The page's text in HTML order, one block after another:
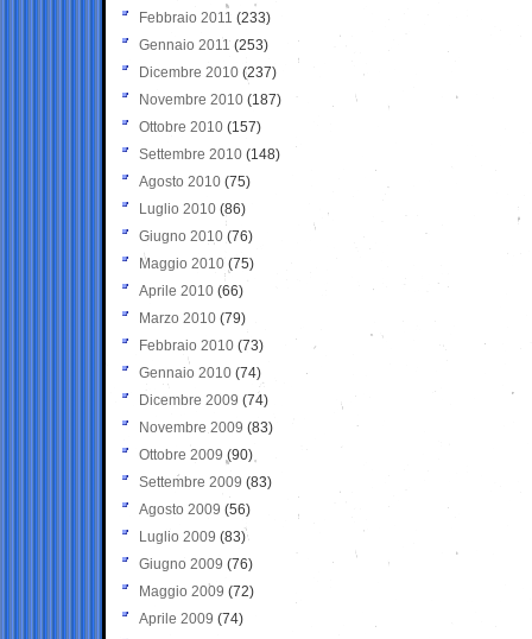
Febbraio 2011 (233)
Gennaio 2011 (253)
Dicembre 2010 (237)
Novembre 2010 (187)
Ottobre 2010 (157)
Settembre 2010 (148)
Agosto 2010 (75)
Luglio 2010 (86)
Giugno 2010 (76)
Maggio 2010 (75)
Aprile 2010 (66)
Marzo 2010 (79)
Febbraio 2010 (73)
Gennaio 2010 (74)
Dicembre 2009 (74)
Novembre 2009 (83)
Ottobre 2009 (90)
Settembre 2009 (83)
Agosto 2009 (56)
Luglio 2009 (83)
Giugno 2009 (76)
Maggio 2009 (72)
Aprile 2009 (74)